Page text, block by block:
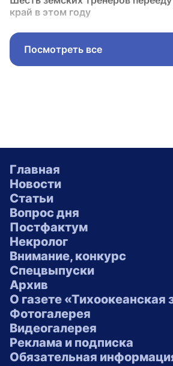
край в этом году
Посмотреть все
Главная
Новости
Статьи
Вопрос дня
Постфактум
Некролог
Внимание, конкурс
Спецвыпуски
Архив
О газете «Тихоокеанская
Фотогалерея
Видеогалерея
Реклама и подписка
Обязательная